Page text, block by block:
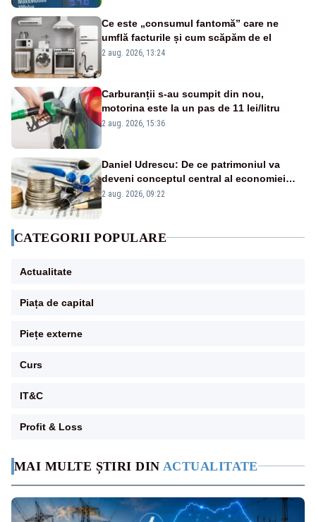
MAI MULTE ȘTIRI DIN ACTUALITATE
Ce este „consumul fantomă” care ne
umflă facturile și cum scăpăm de el
2 aug. 2026, 13:24
Carburanții s-au scumpit din nou,
motorina este la un pas de 11 lei/litru
2 aug. 2026, 15:36
Daniel Udrescu: De ce patrimoniul va
deveni conceptul central al economiei
viitoare?
2 aug. 2026, 09:22
CATEGORII POPULARE
Actualitate
Piața de capital
Piețe externe
Curs
IT&C
Profit & Loss